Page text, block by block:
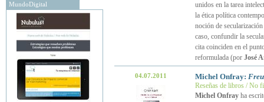
MundoDigital
unidos en la tarea
la ética política
noción de
caso, confundir la
cita coinciden en el
reformulada (por José
04.07.2011 Michel Onfray:
Reseñas de libros / No
Michel Onfrayha